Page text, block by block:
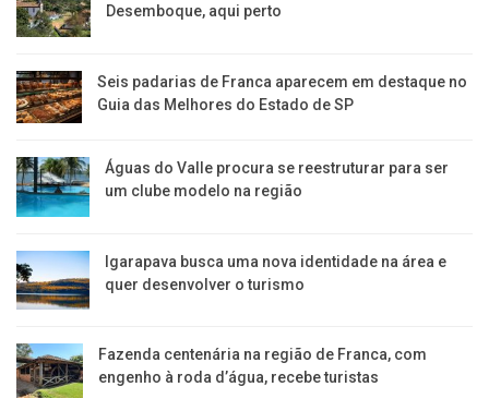
Desemboque, aqui perto
Seis padarias de Franca aparecem em destaque no
Guia das Melhores do Estado de SP
​Águas do Valle procura se reestruturar para ser
um clube modelo na região
​Igarapava busca uma nova identidade na área e
quer desenvolver o turismo
Fazenda centenária na região de Franca, com
engenho à roda d’água, recebe turistas